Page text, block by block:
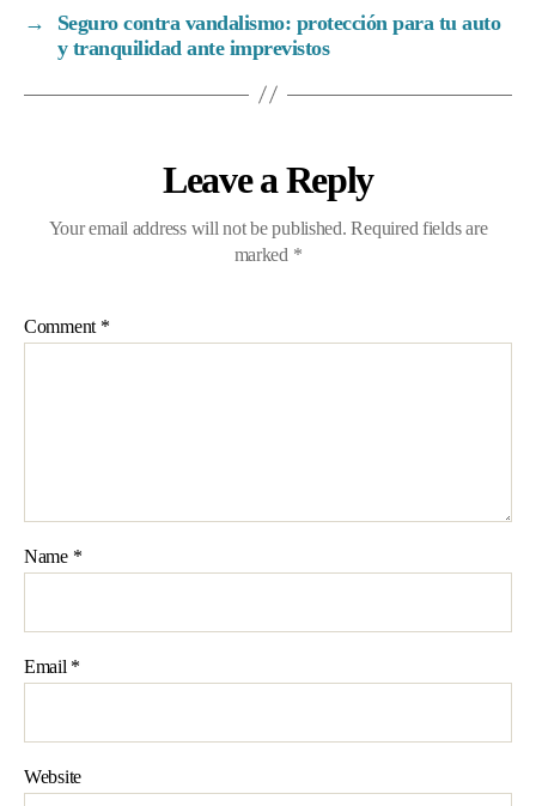
→
Seguro contra vandalismo: protección para tu auto
y tranquilidad ante imprevistos
Leave a Reply
Your email address will not be published. Required fields are
marked *
Comment *
Name *
Email *
Website